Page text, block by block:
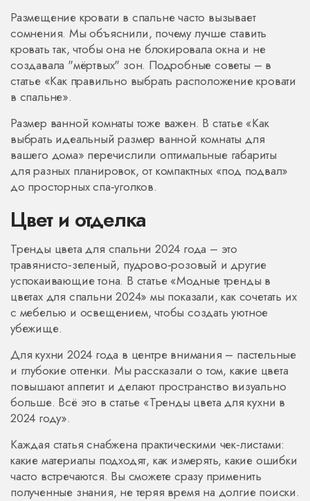
Размещение кровати в спальне часто вызывает
сомнения. Мы объяснили, почему лучше ставить
кровать так, чтобы она не блокировала окна и не
создавалa "мёртвых" зон. Подробные советы – в
статье «Как правильно выбрать расположение кровати
в спальне».
Размер ванной комнаты тоже важен. В статье «Как
выбрать идеальный размер ванной комнаты для
вашего дома» перечислили оптимальные габариты
для разных планировок, от компактных «под подвал»
до просторных спа‑уголков.
Цвет и отделка
Тренды цвета для спальни 2024 года – это
травянисто‑зеленый, пудрово‑розовый и другие
успокаивающие тона. В статье «Модные тренды в
цветах для спальни 2024» мы показали, как сочетать их
с мебелью и освещением, чтобы создать уютное
убежище.
Для кухни 2024 года в центре внимания – пастельные
и глубокие оттенки. Мы рассказали о том, какие цвета
повышают аппетит и делают пространство визуально
больше. Всё это в статье «Тренды цвета для кухни в
2024 году».
Каждая статья снабжена практическими чек‑листами:
какие материалы подходят, как измерять, какие ошибки
часто встречаются. Вы сможете сразу применить
полученные знания, не теряя время на долгие поиски.